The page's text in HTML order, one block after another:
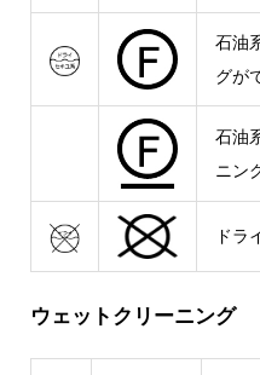
石油
グが
石油
ニン
ドラ
ウェットクリーニング